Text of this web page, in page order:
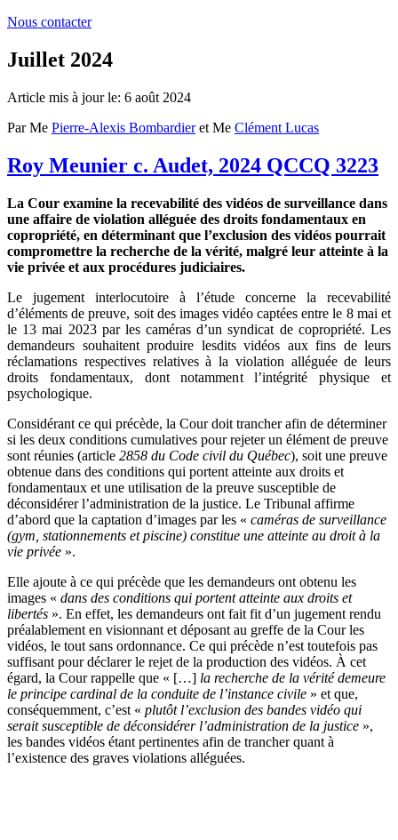
Nous contacter
Juillet 2024
Article mis à jour le: 6 août 2024
Par Me Pierre-Alexis Bombardieret Me Clément Lucas
Roy Meunier c. Audet, 2024 QCCQ 3223
La Cour examine la recevabilité des vidéos de surveillance dans
une affaire de violation alléguée des droits fondamentaux en
copropriété, en déterminant que l’exclusion des vidéos pourrait
compromettre la recherche de la vérité, malgré leur atteinte à la
vie privée et aux procédures judiciaires.
Le jugement interlocutoire à l’étude concerne la recevabilité
d’éléments de preuve, soit des images vidéo captées entre le 8 mai et
le 13 mai 2023 par les caméras d’un syndicat de copropriété. Les
demandeurs souhaitent produire lesdits vidéos aux fins de leurs
réclamations respectives relatives à la violation alléguée de leurs
droits fondamentaux, dont notamment l’intégrité physique et
psychologique.
Considérant ce qui précède, la Cour doit trancher afin de déterminer
si les deux conditions cumulatives pour rejeter un élément de preuve
sont réunies (article 2858 du Code civil du Québec), soit une preuve
obtenue dans des conditions qui portent atteinte aux droits et
fondamentaux et une utilisation de la preuve susceptible de
déconsidérer l’administration de la justice. Le Tribunal affirme
d’abord que la captation d’images par les « caméras de surveillance
(gym, stationnements et piscine) constitue une atteinte au droit à la
vie privée ».
Elle ajoute à ce qui précède que les demandeurs ont obtenu les
images « dans des conditions qui portent atteinte aux droits et
libertés ». En effet, les demandeurs ont fait fit d’un jugement rendu
préalablement en visionnant et déposant au greffe de la Cour les
vidéos, le tout sans ordonnance. Ce qui précède n’est toutefois pas
suffisant pour déclarer le rejet de la production des vidéos. À cet
égard, la Cour rappelle que « […] la recherche de la vérité demeure
le principe cardinal de la conduite de l’instance civile » et que,
conséquemment, c’est « plutôt l’exclusion des bandes vidéo qui
serait susceptible de déconsidérer l’administration de la justice »,
les bandes vidéos étant pertinentes afin de trancher quant à
l’existence des graves violations alléguées.